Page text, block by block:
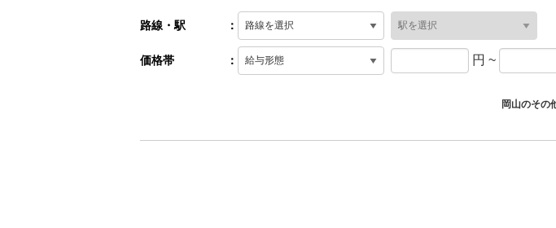
路線・駅 ：
価格帯 ： 円 ~
岡山のその